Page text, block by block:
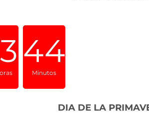
44
Minutos
DIA DE LA